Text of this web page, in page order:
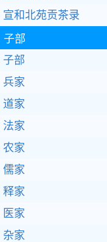
宣和北苑贡茶录
子部
子部
兵家
道家
法家
农家
儒家
释家
医家
杂家